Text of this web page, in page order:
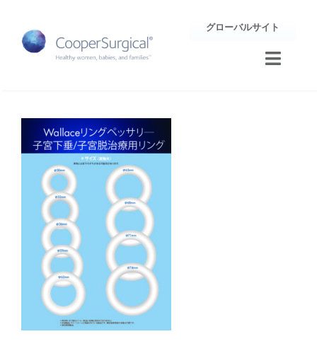
content
グローバルサイト
Toggle
サポート
企業情報
お問合せ